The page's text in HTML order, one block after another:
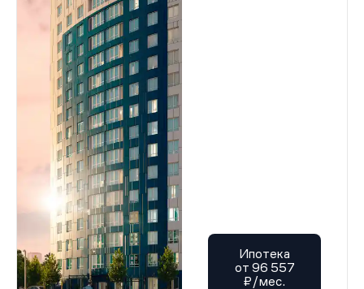
Ипотека
от 96 557
₽/мес.